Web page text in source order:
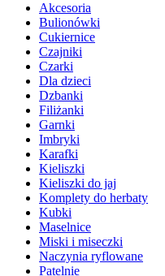
Akcesoria
Bulionówki
Cukiernice
Czajniki
Czarki
Dla dzieci
Dzbanki
Filiżanki
Garnki
Imbryki
Karafki
Kieliszki
Kieliszki do jaj
Komplety do herbaty
Kubki
Maselnice
Miski i miseczki
Naczynia ryflowane
Patelnie